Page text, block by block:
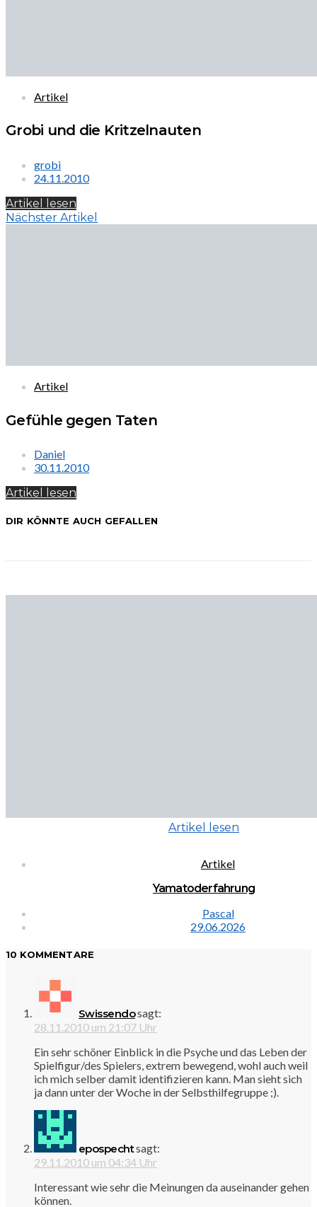
Artikel
Grobi und die Kritzelnauten
grobi
24.11.2010
Artikel lesen
Nächster Artikel
Artikel
Gefühle gegen Taten
Daniel
30.11.2010
Artikel lesen
DIR KÖNNTE AUCH GEFALLEN
Artikel lesen
Artikel
Yamatoderfahrung
Pascal
29.06.2026
10 KOMMENTARE
Swissendosagt:
28.11.2010 um 21:07 Uhr
Ein sehr schöner Einblick in die Psyche und das Leben der
Spielfigur/des Spielers, extrem bewegend, wohl auch weil
ich mich selber damit identifizieren kann. Man sieht sich
ja dann unter der Woche in der Selbsthilfegruppe ;).
epospechtsagt:
29.11.2010 um 04:34 Uhr
Interessant wie sehr die Meinungen da auseinander gehen
können.